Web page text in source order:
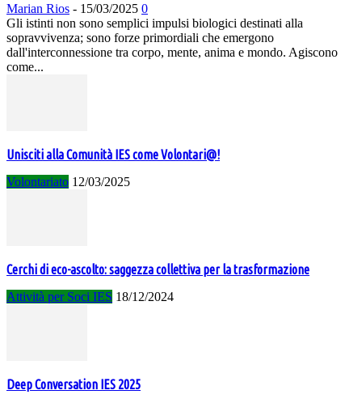
Marian Rios - 15/03/2025 0
Gli istinti non sono semplici impulsi biologici destinati alla
sopravvivenza; sono forze primordiali che emergono
dall'interconnessione tra corpo, mente, anima e mondo. Agiscono
come...
Unisciti alla Comunità IES come Volontari@!
Volontariato 12/03/2025
Cerchi di eco-ascolto: saggezza collettiva per la trasformazione
Attività per Soci IES 18/12/2024
Deep Conversation IES 2025